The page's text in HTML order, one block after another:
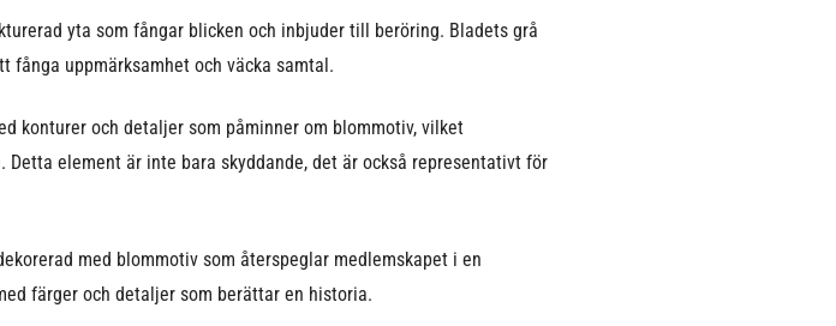
yta som fångar blicken och inbjuder till beröring. Bladets grå
fånga uppmärksamhet och väcka samtal.
konturer och detaljer som påminner om blommotiv, vilket
Detta element är inte bara skyddande, det är också representativt för
med blommotiv som återspeglar medlemskapet i en
färger och detaljer som berättar en historia.